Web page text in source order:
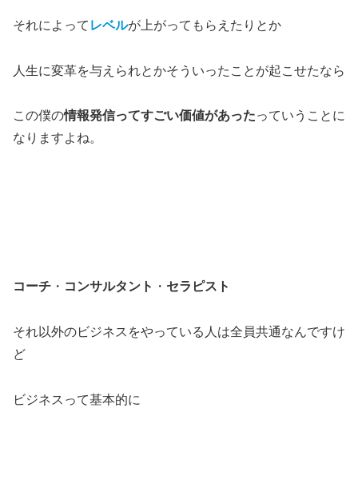
それによって レベルが上がってもらえたりとか
人生に変革を与えられとかそういったことが起こせたなら
この僕の情報発信ってすごい価値があったっていうことに
なりますよね。
コーチ ・ コンサルタント ・ セラピスト
それ以外のビジネスをやっている人は全員共通なんですけ
ど
ビジネスって基本的に